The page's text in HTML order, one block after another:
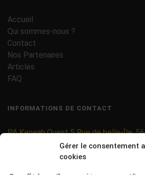
Gérer le consentement
cookies
Accueil
Qui sommes-nous ?
Contact
Nos Partenaires
Articles
FAQ
INFORMATIONS DE CONTACT
PA Keneah Ouest 5 Rue de belle-Île,
contact@etiquettes-adhesives-
09 71 37 25 93